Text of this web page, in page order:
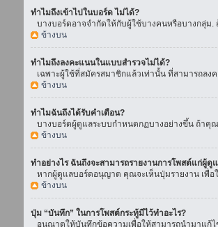
ทำไมถึงเข้าไปในบอร์ด ไม่ได้?
บางบอร์ดอาจจำกัดให้กับผู้ใช้บางคนหรือบางกลุ่ม.
ข้างบน
ทำไมถึงลงคะแนนในแบบสำรวจไม่ได้?
เฉพาะผู้ใช้ที่สมัครสมาชิกแล้วเท่านั้น ที่สามารถล
ข้างบน
ทำไมฉันถึงได้รับคำเตือน?
บางบอร์ดผู้ดูแลระบบกำหนดกฏบางอย่างขึ้น ถ้าคุ
ข้างบน
ทำอย่างไร ฉันถึงจะสามารถรายงานการโพสต์แก่ผู้ดู
หากผู้ดูแลบอร์ดอนุญาต คุณจะเห็นปุ่มรายงาน เพื่อ
ข้างบน
ปุ่ม “บันทึก” ในการโพสต์กระทู้มีไว้ทำอะไร?
อนุณาตให้บันทึกข้อความเพื่อให้สามารถนำมาแก้ไ